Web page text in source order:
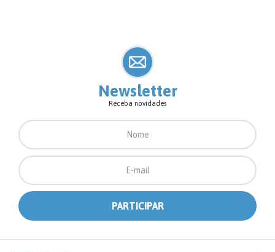
Newsletter
Receba novidades